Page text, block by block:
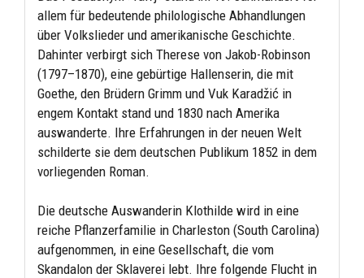
allem für bedeutende philologische Abhandlungen
über Volkslieder und amerikanische Geschichte.
Dahinter verbirgt sich Therese von Jakob-Robinson
(1797–1870), eine gebürtige Hallenserin, die mit
Goethe, den Brüdern Grimm und Vuk Karadžić in
engem Kontakt stand und 1830 nach Amerika
auswanderte. Ihre Erfahrungen in der neuen Welt
schilderte sie dem deutschen Publikum 1852 in dem
vorliegenden Roman.
Die deutsche Auswanderin Klothilde wird in eine
reiche Pflanzerfamilie in Charleston (South Carolina)
aufgenommen, in eine Gesellschaft, die vom
Skandalon der Sklaverei lebt. Ihre folgende Flucht in